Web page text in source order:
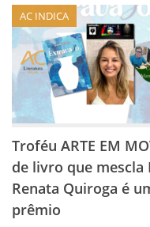
AC INDICA
Troféu ARTE EM
de livro que mescla
Renata Quiroga é
prêmio